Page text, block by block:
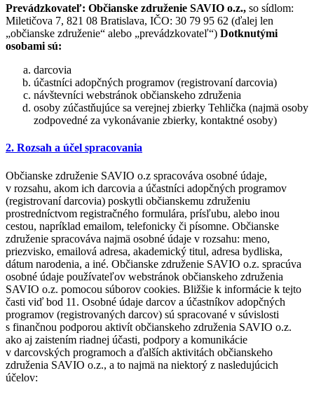
Prevádzkovateľ: Občianske združenie SAVIO o.z., so sídlom:
Miletičova 7, 821 08 Bratislava, IČO: 30 79 95 62 (ďalej len
„občianske združenie“ alebo „prevádzkovateľ“) Dotknutými
osobami sú:
darcovia
účastníci adopčných programov (registrovaní darcovia)
návštevníci webstránok občianskeho združenia
osoby zúčastňujúce sa verejnej zbierky Tehlička (najmä osoby
zodpovedné za vykonávanie zbierky, kontaktné osoby)
2. Rozsah a účel spracovania
Občianske združenie SAVIO o.z spracováva osobné údaje,
v rozsahu, akom ich darcovia a účastníci adopčných programov
(registrovaní darcovia) poskytli občianskemu združeniu
prostredníctvom registračného formulára, prísľubu, alebo inou
cestou, napríklad emailom, telefonicky či písomne. Občianske
združenie spracováva najmä osobné údaje v rozsahu: meno,
priezvisko, emailová adresa, akademický titul, adresa bydliska,
dátum narodenia, a iné. Občianske združenie SAVIO o.z. spracúva
osobné údaje používateľov webstránok občianskeho združenia
SAVIO o.z. pomocou súborov cookies. Bližšie k informácie k tejto
časti viď bod 11. Osobné údaje darcov a účastníkov adopčných
programov (registrovaných darcov) sú spracované v súvislosti
s finančnou podporou aktivít občianskeho združenia SAVIO o.z.
ako aj zaistením riadnej účasti, podpory a komunikácie
v darcovských programoch a ďalších aktivitách občianskeho
združenia SAVIO o.z., a to najmä na niektorý z nasledujúcich
účelov: